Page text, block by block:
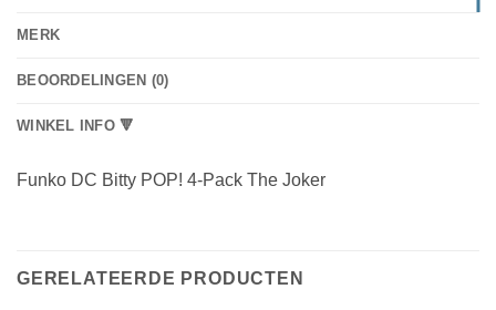
MERK
BEOORDELINGEN (0)
WINKEL INFO 🔻
Funko DC Bitty POP! 4-Pack The Joker
GERELATEERDE PRODUCTEN